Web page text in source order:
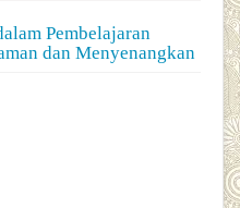
Pembelajaran
dan Menyenangkan